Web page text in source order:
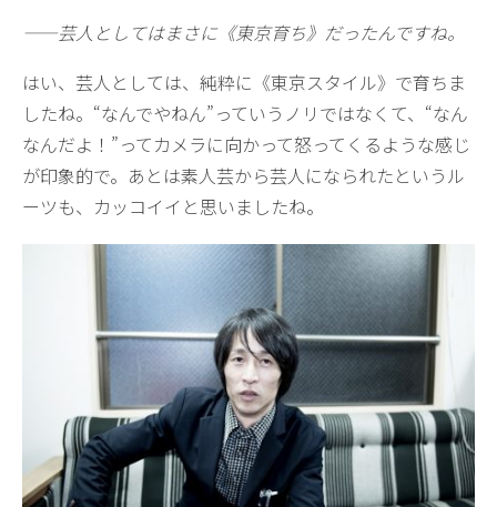
——芸人としてはまさに《東京育ち》だったんですね。
はい、芸人としては、純粋に《東京スタイル》で育ちま
したね。“なんでやねん”っていうノリではなくて、“なん
なんだよ！”ってカメラに向かって怒ってくるような感じ
が印象的で。あとは素人芸から芸人になられたというル
ーツも、カッコイイと思いましたね。